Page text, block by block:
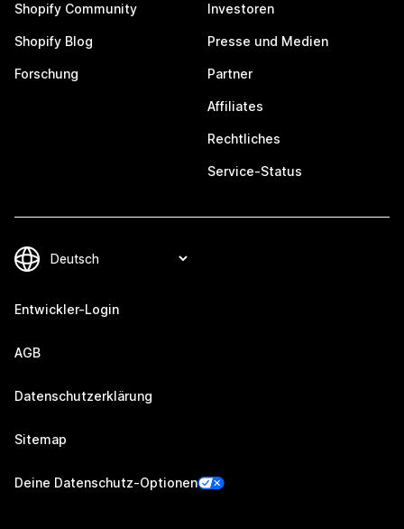
Shopify Community
Shopify Blog
Forschung
Investoren
Presse und Medien
Partner
Affiliates
Rechtliches
Service-Status
Entwickler-Login
AGB
Datenschutzerklärung
Sitemap
Deine Datenschutz-Optionen